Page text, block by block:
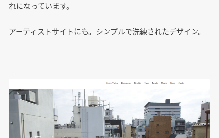
れになっています。
アーティストサイトにも。シンプルで洗練されたデザイン。